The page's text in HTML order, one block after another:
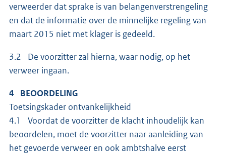
verweerder dat sprake is van belangenverstrengeling
en dat de informatie over de minnelijke regeling van
maart 2015 niet met klager is gedeeld.
3.2 De voorzitter zal hierna, waar nodig, op het
verweer ingaan.
4 BEOORDELING
Toetsingskader ontvankelijkheid
4.1 Voordat de voorzitter de klacht inhoudelijk kan
beoordelen, moet de voorzitter naar aanleiding van
het gevoerde verweer en ook ambtshalve eerst